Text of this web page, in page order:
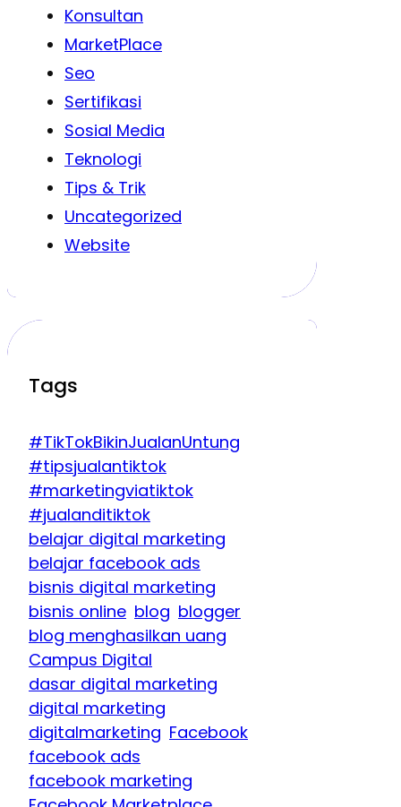
Konsultan
MarketPlace
Seo
Sertifikasi
Sosial Media
Teknologi
Tips & Trik
Uncategorized
Website
Tags
#TikTokBikinJualanUntung
#tipsjualantiktok
#marketingviatiktok
#jualanditiktok
belajar digital marketing
belajar facebook ads
bisnis digital marketing
bisnis online blog blogger
blog menghasilkan uang
Campus Digital
dasar digital marketing
digital marketing
digitalmarketing Facebook
facebook ads
facebook marketing